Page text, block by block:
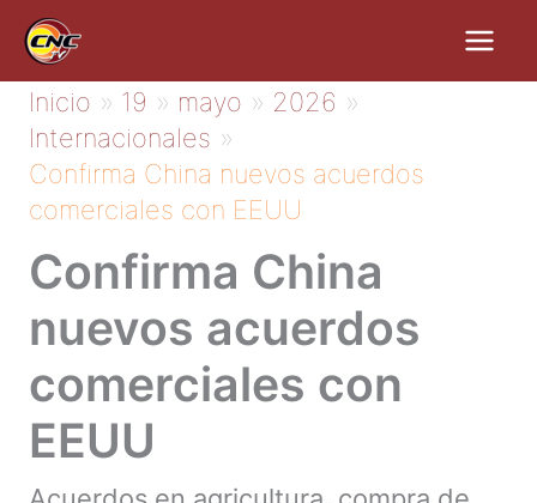
contenido
Inicio 19 mayo
2026
Internacionales
Confirma China nuevos acuerdos
comerciales con EEUU
Confirma China
nuevos acuerdos
comerciales con
EEUU